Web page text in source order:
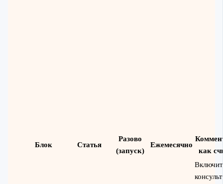
Блок Статья
Разово
(запуск)
Ежемесячно
как